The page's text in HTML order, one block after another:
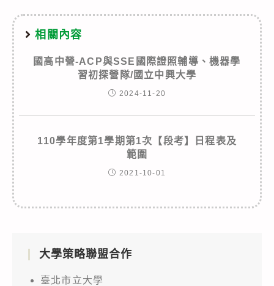
相關內容
國高中營-ACP與SSE國際證照輔導、機器學
習初探營隊/國立中興大學
2024-11-20
110學年度第1學期第1次【段考】日程表及
範圍
2021-10-01
大學策略聯盟合作
臺北市立大學